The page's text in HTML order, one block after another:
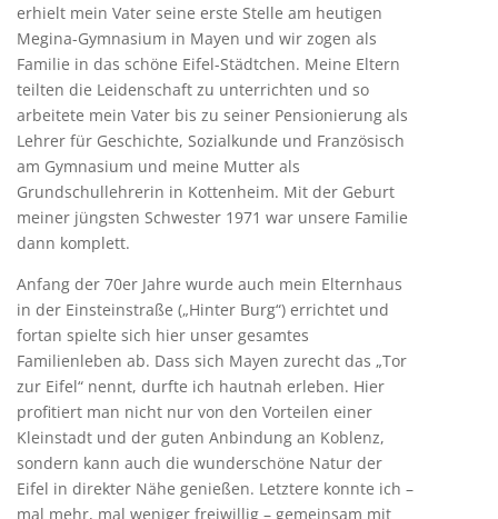
erhielt mein Vater seine erste Stelle am heutigen
Megina-Gymnasium in Mayen und wir zogen als
Familie in das schöne Eifel-Städtchen. Meine Eltern
teilten die Leidenschaft zu unterrichten und so
arbeitete mein Vater bis zu seiner Pensionierung als
Lehrer für Geschichte, Sozialkunde und Französisch
am Gymnasium und meine Mutter als
Grundschullehrerin in Kottenheim. Mit der Geburt
meiner jüngsten Schwester 1971 war unsere Familie
dann komplett.
Anfang der 70er Jahre wurde auch mein Elternhaus
in der Einsteinstraße („Hinter Burg“) errichtet und
fortan spielte sich hier unser gesamtes
Familienleben ab. Dass sich Mayen zurecht das „Tor
zur Eifel“ nennt, durfte ich hautnah erleben. Hier
profitiert man nicht nur von den Vorteilen einer
Kleinstadt und der guten Anbindung an Koblenz,
sondern kann auch die wunderschöne Natur der
Eifel in direkter Nähe genießen. Letztere konnte ich –
mal mehr, mal weniger freiwillig – gemeinsam mit